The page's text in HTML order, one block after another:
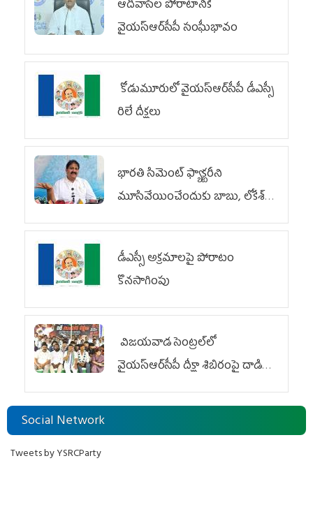
ఆదివాసీల పోరాటానికి
వైయ‌స్ఆర్‌సీపీ సంఘీభావం
కోడుమూరులో వైయ‌స్ఆర్‌సీపీ డీఎస్సీ
రిలే దీక్షలు
భారతి సిమెంట్ ఫ్యాక్టరీని
మూసివేయించేందుకు బాబు, లోకేశ్
కుట్ర
డీఎస్సీ అక్రమాలపై పోరాటం
కొనసాగింపు
విజయవాడ సెంట్రల్‌లో
వైయ‌స్ఆర్‌సీపీ దీక్షా శిబిరంపై దాడి
దుర్మార్గం
Social Network
Tweets by YSRCParty